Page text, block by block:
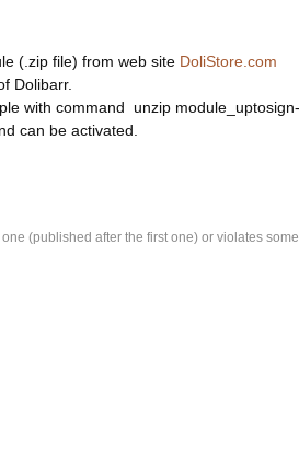
(.zip file) from web site DoliStore.com
Dolibarr.
with command unzip
can be activated.
(published after the first one) or violates